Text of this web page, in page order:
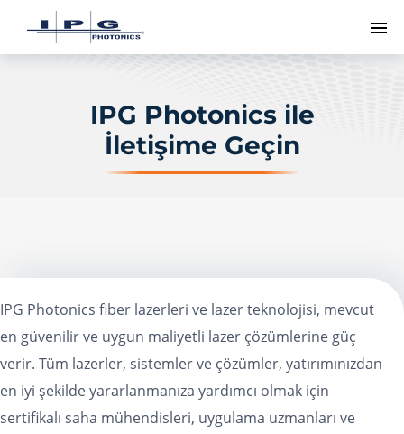
IPG Photonics ile
İletişime Geçin
IPG Photonics fiber lazerleri ve lazer teknolojisi, mevcut
en güvenilir ve uygun maliyetli lazer çözümlerine güç
verir. Tüm lazerler, sistemler ve çözümler, yatırımınızdan
en iyi şekilde yararlanmanıza yardımcı olmak için
sertifikalı saha mühendisleri, uygulama uzmanları ve